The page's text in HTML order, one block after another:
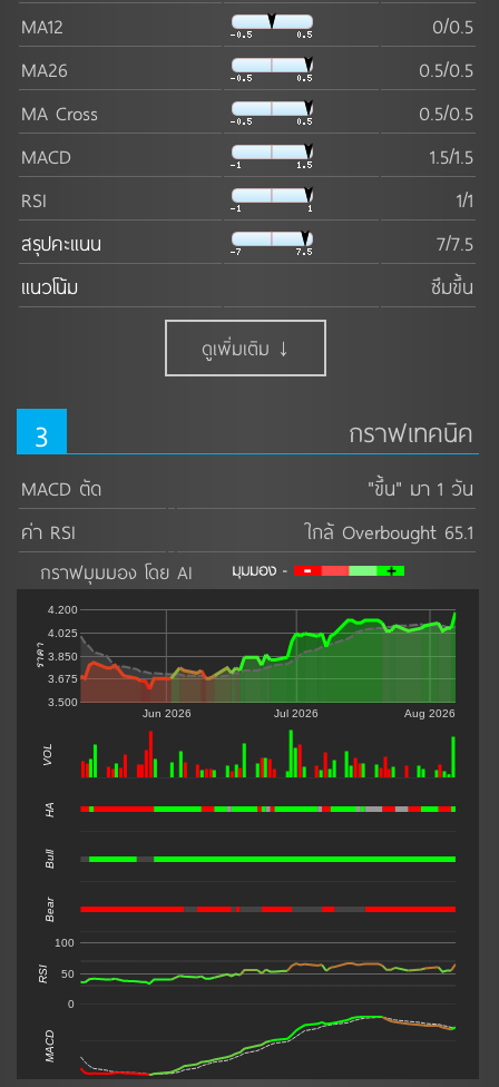
บริการท่าเทียบเรือ 2) การให้บริการพื้นที่ฝากเก็บสินค้าและ
เตรียมความพร้อมก่อนส่งออก และ 3) การให้บริการอื่นๆ
ที่เกี่ยวเนื่องกับธุรกิจหลัก
ดูเพิ่มเติม ↓
MA12
0/0.5
MA26
0.5/0.5
MA Cross
0.5/0.5
MACD
1.5/1.5
RSI
1/1
สรุปคะแนน
7/7.5
แนวโน้ม
ซึมขึ้น
ดูเพิ่มเติม ↓
3 กราฟเทคนิค
MACD ตัด
"ขึ้น" มา 1 วัน
ค่า RSI
ใกล้ Overbought 65.1
กราฟมุมมอง โดย AI
Jun 2026 Jul 2026 Aug 2026
3.500
3.675
3.850
4.025
4.200
ราคา
VOL
HA
Bull
Bear
0
50
100
RSI
MACD